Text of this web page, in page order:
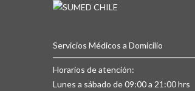
Servicios Médicos a Domicilio
Horarios de atención:
Lunes a sábado de 09:00 a 21:00 hrs